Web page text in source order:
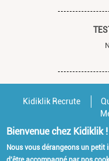
Kidiklik Recrute
Bienvenue chez Kidiklik !
Nous vous dérangeons un